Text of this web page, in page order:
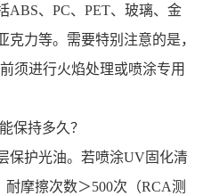
ABS、PC、PET、玻璃、金
力等。需要特别注意的是，
须进行火焰处理或喷涂专用
保持多久？
保护光油。若喷涂UV固化清
摩擦次数＞500次（RCA测